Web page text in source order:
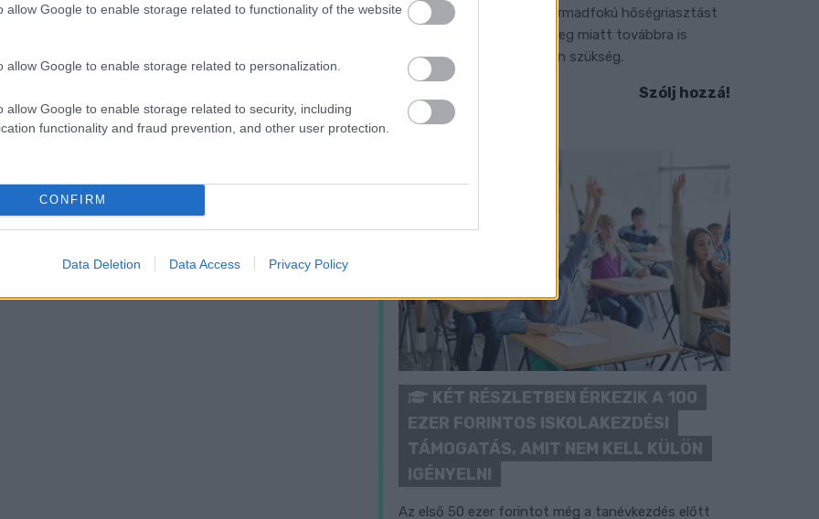
allow Google to enable storage related to functionality of the website
allow Google to enable storage related to personalization.
allow Google to enable storage related to security, including
functionality and fraud prevention, and other user protection.
CONFIRM
Data Deletion Data Access Privacy Policy
A július vége óta tartó harmadfokú hőségriasztást
mérséklik, de a tartós meleg miatt továbbra is
fokozott óvatosságra van szükség.
Szólj hozzá!
KÉT RÉSZLETBEN ÉRKEZIK A 100
EZER FORINTOS ISKOLAKEZDÉSI
TÁMOGATÁS, AMIT NEM KELL KÜLÖN
IGÉNYELNI
Az első 50 ezer forintot még a tanévkezdés előtt